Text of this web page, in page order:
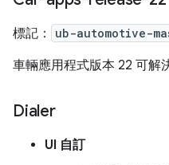
標記： ub-automotive-
車輛應用程式版本 22 可解
Dialer
UI 自訂